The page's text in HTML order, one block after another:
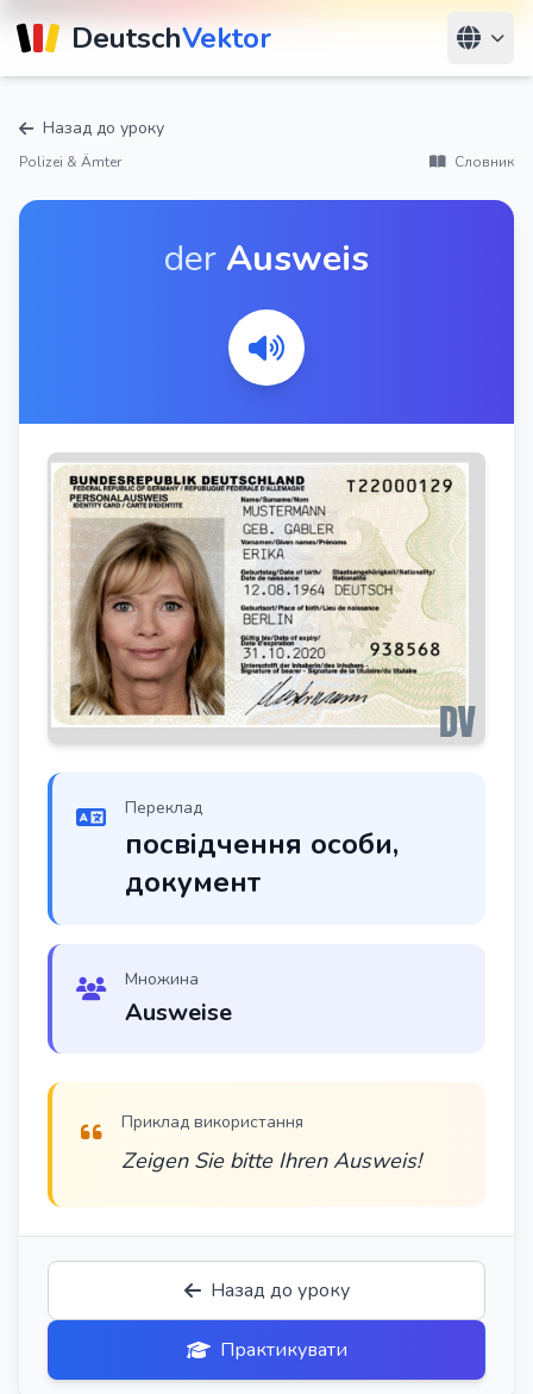
DeutschVektor
Назад до уроку
Polizei & Ämter Словник
derAusweis
Переклад
посвідчення особи,
документ
Множина
Ausweise
Приклад використання
Zeigen Sie bitte Ihren Ausweis!
Назад до уроку
Практикувати